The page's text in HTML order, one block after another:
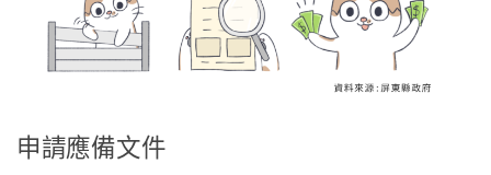
申請應備文件